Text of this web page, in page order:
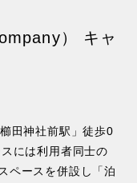
） キャ
田神社前駅」徒歩0
には利用者同士の
ペースを併設し「泊